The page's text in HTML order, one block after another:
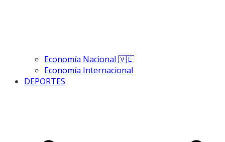
Economía Nacional 🇻🇪
Economía Internacional
DEPORTES